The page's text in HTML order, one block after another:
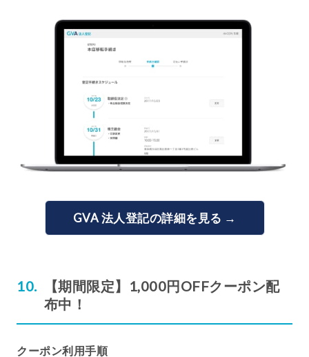
GVA 法人登記の詳細を見る →
【期間限定】1,000円OFFクーポン配
布中！
クーポン利用手順